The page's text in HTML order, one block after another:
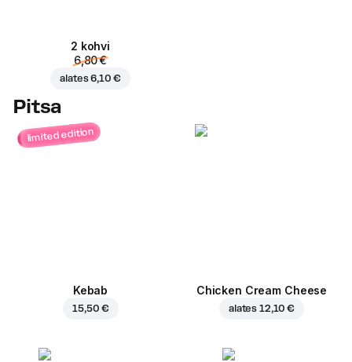
2 kohvi
6,80 €
alates6,10 €
Pitsa
limited edition
Kebab
15,50 €
Chicken Cream Cheese
alates 12,10 €